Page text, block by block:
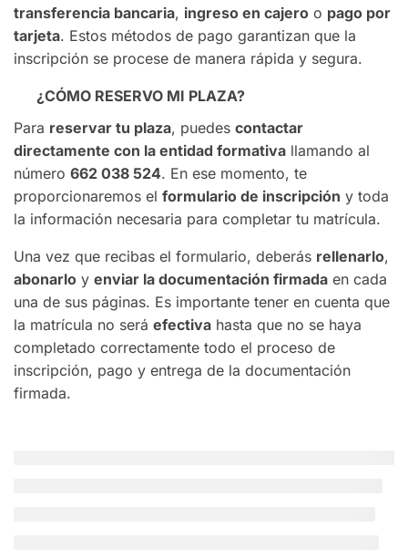
transferencia bancaria, ingreso en cajero o pago por
tarjeta. Estos métodos de pago garantizan que la
inscripción se procese de manera rápida y segura.
¿CÓMO RESERVO MI PLAZA?
Para reservar tu plaza, puedes contactar
directamente con la entidad formativa llamando al
número 662 038 524. En ese momento, te
proporcionaremos el formulario de inscripción y toda
la información necesaria para completar tu matrícula.
Una vez que recibas el formulario, deberás rellenarlo,
abonarlo y enviar la documentación firmada en cada
una de sus páginas. Es importante tener en cuenta que
la matrícula no será efectiva hasta que no se haya
completado correctamente todo el proceso de
inscripción, pago y entrega de la documentación
firmada.